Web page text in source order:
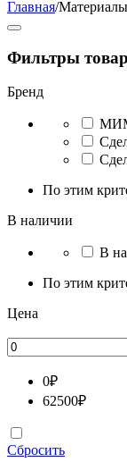
Главная/Материалы
Фильтры
Бренд
По этим
В наличии
В
По этим
Цена
0₽
62500₽
Сбросить